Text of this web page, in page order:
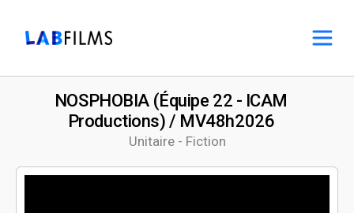
Unitaire - Fiction
NOSPHOBIA (Équipe 22 - ICAM
Productions) / MV48h2026